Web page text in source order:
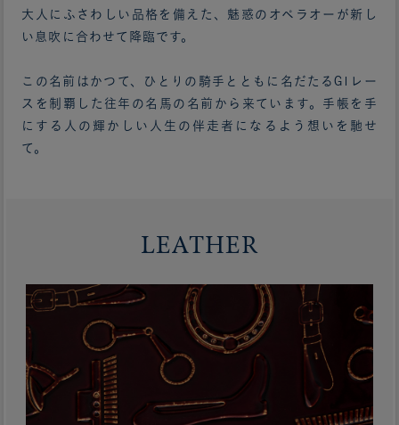
大人にふさわしい品格を備えた、魅惑のオペラオーが新し
い息吹に合わせて降臨です。
この名前はかつて、ひとりの騎手とともに名だたるG1レー
スを制覇した往年の名馬の名前から来ています。手帳を手
にする人の輝かしい人生の伴走者になるよう想いを馳せ
て。
LEATHER